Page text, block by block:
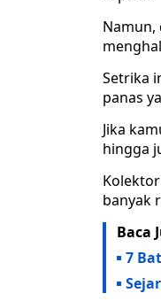
Setrika
panas
Jika
hingga
banyak
Baca
7